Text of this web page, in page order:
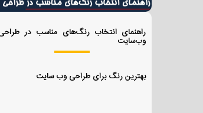
راهنمای انتخاب رنگ‌های مناسب در
وب‌سایت
بهترین رنگ برای طراحی وب سایت